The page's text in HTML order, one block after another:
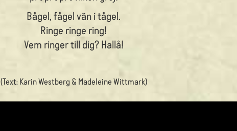
Bågel, fågel vän i tågel.
Ringe ringe ring!
Vem ringer till dig? Hallå!
(Text: Karin Westberg & Madeleine Wittmark)